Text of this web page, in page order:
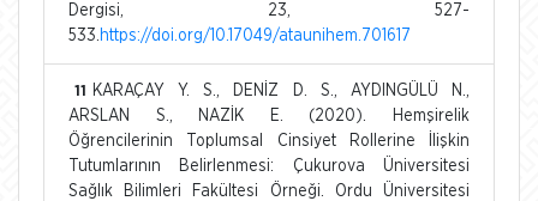
Dergisi, 23, 527-
533. https://doi.org/10.17049/ataunihem.701617
11
KARAÇAY Y. S., DENİZ D. S., AYDINGÜLÜ N.,
ARSLAN S., NAZİK E. (2020). Hemşirelik
Öğrencilerinin Toplumsal Cinsiyet Rollerine İlişkin
Tutumlarının Belirlenmesi: Çukurova Üniversitesi
Sağlık Bilimleri Fakültesi Örneği. Ordu Üniversitesi